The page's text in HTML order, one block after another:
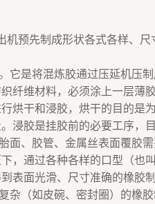
预先制成形状各式各样、
它是将混炼胶通过压延机压
纤维材料，必须涂上一层薄
烘干和浸胶，烘干的目的是
浸胶是挂胶前的必要工序，
面、胶管、金属丝表面覆胶
，通过各种各样的口型（也
表面光滑、尺寸准确的橡胶制
杂（如皮碗、密封圈）的橡